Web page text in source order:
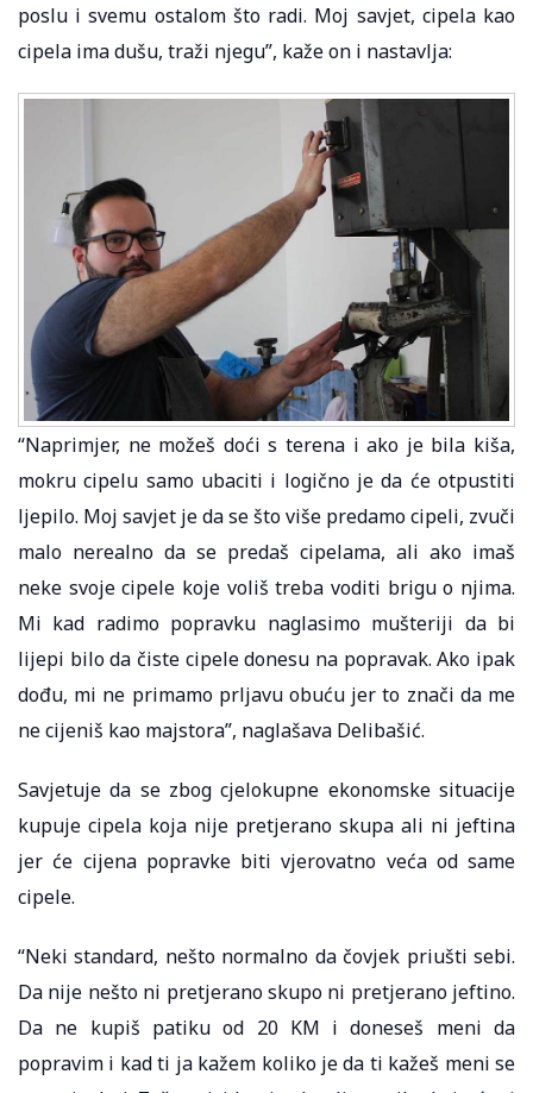
poslu i svemu ostalom što radi. Moj savjet, cipela kao
cipela ima dušu, traži njegu”, kaže on i nastavlja:
“Naprimjer, ne možeš doći s terena i ako je bila kiša,
mokru cipelu samo ubaciti i logično je da će otpustiti
ljepilo. Moj savjet je da se što više predamo cipeli, zvuči
malo nerealno da se predaš cipelama, ali ako imaš
neke svoje cipele koje voliš treba voditi brigu o njima.
Mi kad radimo popravku naglasimo mušteriji da bi
lijepi bilo da čiste cipele donesu na popravak. Ako ipak
dođu, mi ne primamo prljavu obuću jer to znači da me
ne cijeniš kao majstora”, naglašava Delibašić.
Savjetuje da se zbog cjelokupne ekonomske situacije
kupuje cipela koja nije pretjerano skupa ali ni jeftina
jer će cijena popravke biti vjerovatno veća od same
cipele.
“Neki standard, nešto normalno da čovjek priušti sebi.
Da nije nešto ni pretjerano skupo ni pretjerano jeftino.
Da ne kupiš patiku od 20 KM i doneseš meni da
popravim i kad ti ja kažem koliko je da ti kažeš meni se